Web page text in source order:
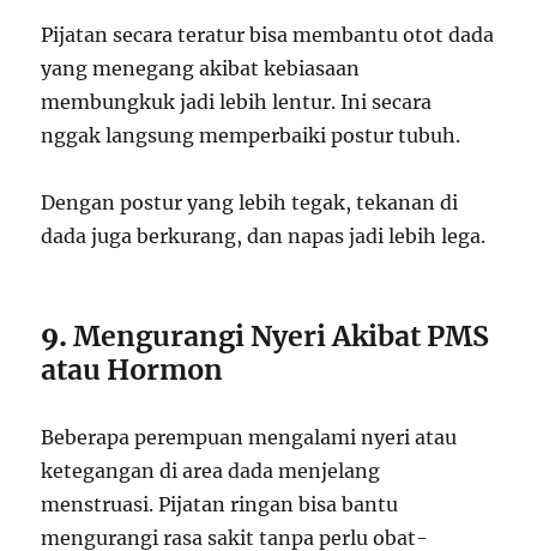
Pijatan secara teratur bisa membantu otot dada
yang menegang akibat kebiasaan
membungkuk jadi lebih lentur. Ini secara
nggak langsung memperbaiki postur tubuh.
Dengan postur yang lebih tegak, tekanan di
dada juga berkurang, dan napas jadi lebih lega.
9.Mengurangi Nyeri Akibat PMS
atau Hormon
Beberapa perempuan mengalami nyeri atau
ketegangan di area dada menjelang
menstruasi. Pijatan ringan bisa bantu
mengurangi rasa sakit tanpa perlu obat-